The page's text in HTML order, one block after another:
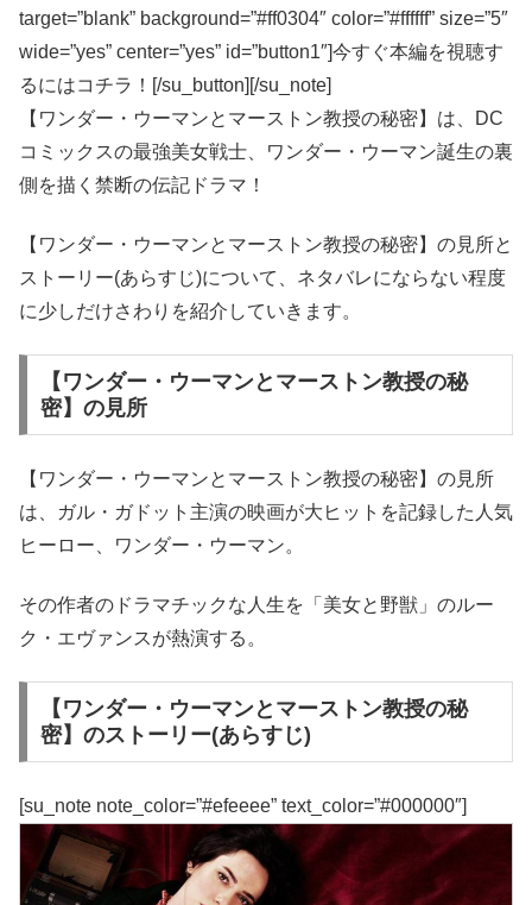
target=”blank” background=”#ff0304″ color=”#ffffff” size=”5″
wide=”yes” center=”yes” id=”button1″]今すぐ本編を視聴す
るにはコチラ！[/su_button][/su_note]
【ワンダー・ウーマンとマーストン教授の秘密】は、DC
コミックスの最強美女戦士、ワンダー・ウーマン誕生の裏
側を描く禁断の伝記ドラマ！
【ワンダー・ウーマンとマーストン教授の秘密】の見所と
ストーリー(あらすじ)について、ネタバレにならない程度
に少しだけさわりを紹介していきます。
【ワンダー・ウーマンとマーストン教授の秘
密】の見所
【ワンダー・ウーマンとマーストン教授の秘密】の見所
は、ガル・ガドット主演の映画が大ヒットを記録した人気
ヒーロー、ワンダー・ウーマン。
その作者のドラマチックな人生を「美女と野獣」のルー
ク・エヴァンスが熱演する。
【ワンダー・ウーマンとマーストン教授の秘
密】のストーリー(あらすじ)
[su_note note_color=”#efeeee” text_color=”#000000″]